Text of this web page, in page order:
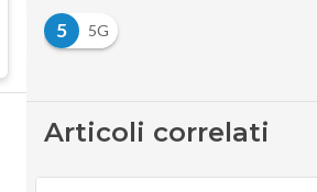
5
5G
Articoli correlati